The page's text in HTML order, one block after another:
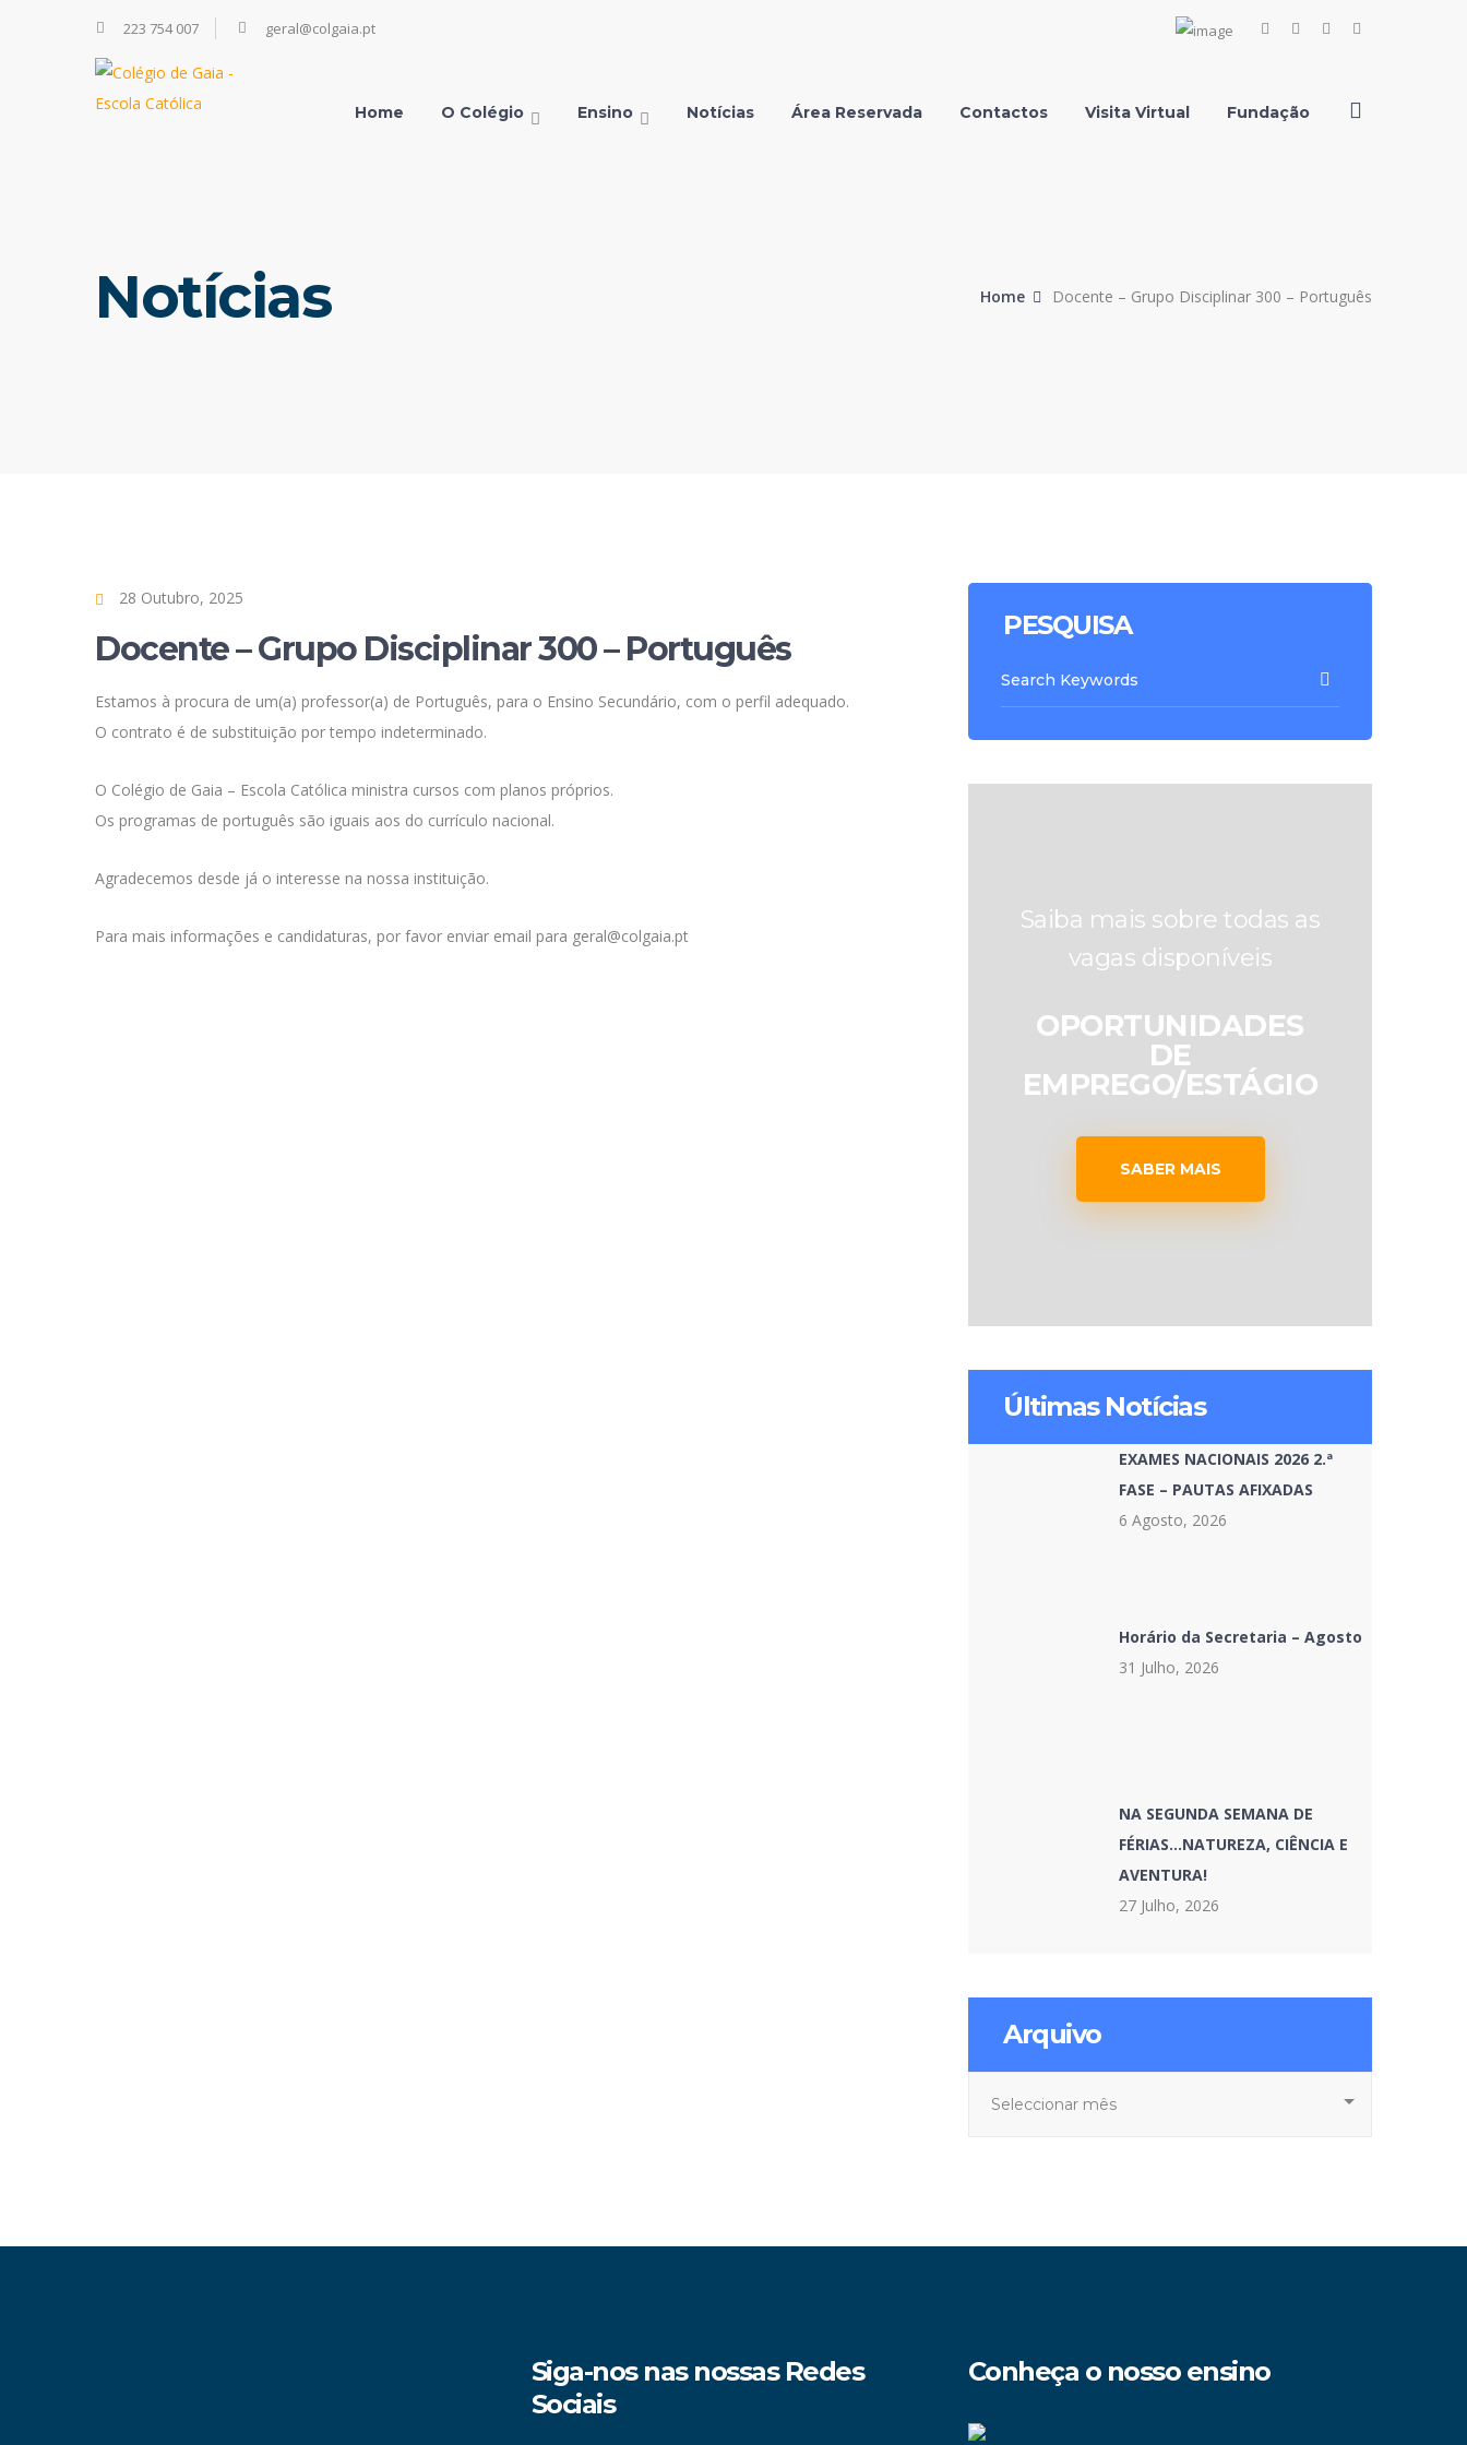
223 754 007 geral@colgaia.pt
FacebookInstagramYoutube
Home O Colégio Ensino Notícias Área Reservada Contactos Visita Virtual Fundação
Notícias Home Docente – Grupo Disciplinar 300 – Português
28 Outubro, 2025
Docente – Grupo Disciplinar 300 – Português
Estamos à procura de um(a) professor(a) de Português, para o Ensino Secundário, com o perfil adequado.
O contrato é de substituição por tempo indeterminado.
O Colégio de Gaia – Escola Católica ministra cursos com planos próprios.
Os programas de português são iguais aos do currículo nacional.
Agradecemos desde já o interesse na nossa instituição.
Para mais informações e candidaturas, por favor enviar email para geral@colgaia.pt
PESQUISA
Saiba mais sobre todas as
vagas disponíveis
OPORTUNIDADES
DE
EMPREGO/ESTÁGIO
SABER MAIS
Últimas Notícias
EXAMES NACIONAIS 2026 2.ª
FASE – PAUTAS AFIXADAS
6 Agosto, 2026
Horário da Secretaria – Agosto
31 Julho, 2026
NA SEGUNDA SEMANA DE
FÉRIAS…NATUREZA, CIÊNCIA E
AVENTURA!
27 Julho, 2026
Arquivo
Siga-nos nas nossas Redes
Sociais
Conheça o nosso ensino